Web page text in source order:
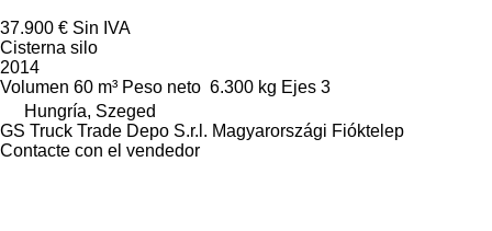
37.900 € Sin IVA
Cisterna silo
2014
Volumen 60 m³ Peso neto 6.300 kg Ejes 3
Hungría, Szeged
GS Truck Trade Depo S.r.l. Magyarországi Fióktelep
Contacte con el vendedor